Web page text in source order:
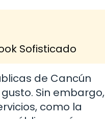
Sofisticado
de Cancún
Sin embargo,
como la